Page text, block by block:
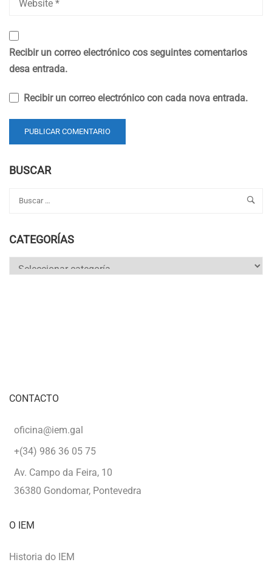
Recibir un correo electrónico cos seguintes comentarios
desa entrada.
Recibir un correo electrónico con cada nova entrada.
BUSCAR
CATEGORÍAS
Categorías
CONTACTO
oficina@iem.gal
+(34) 986 36 05 75
Av. Campo da Feira, 10
36380 Gondomar, Pontevedra
O IEM
Historia do IEM